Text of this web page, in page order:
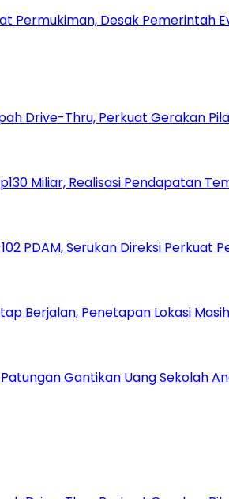
Permukiman, Desak Pemerintah
Drive-Thru, Perkuat Gerakan
Miliar, Realisasi Pendapatan
PDAM, Serukan Direksi Perkuat
Berjalan, Penetapan Lokasi
Gantikan Uang Sekolah